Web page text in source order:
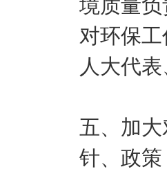
境质量
对环保
人大代
五、加
针、政